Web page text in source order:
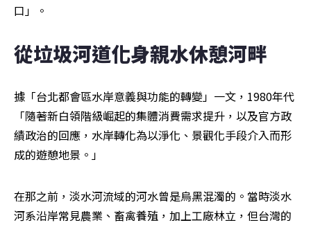
口」。
從垃圾河道化身親水休憩河畔
據「台北都會區水岸意義與功能的轉變」一文，1980年代
「隨著新白領階級崛起的集體消費需求提升，以及官方政
績政治的回應，水岸轉化為以淨化、景觀化手段介入而形
成的遊憩地景。」
在那之前，淡水河流域的河水曾是烏黑混濁的。當時淡水
河系沿岸常見農業、畜禽養殖，加上工廠林立，但台灣的